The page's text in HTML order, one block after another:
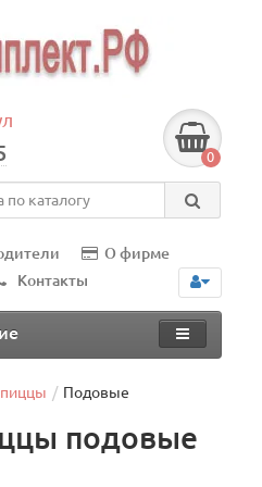
0
О фирме
Контакты
Подовые
подовые